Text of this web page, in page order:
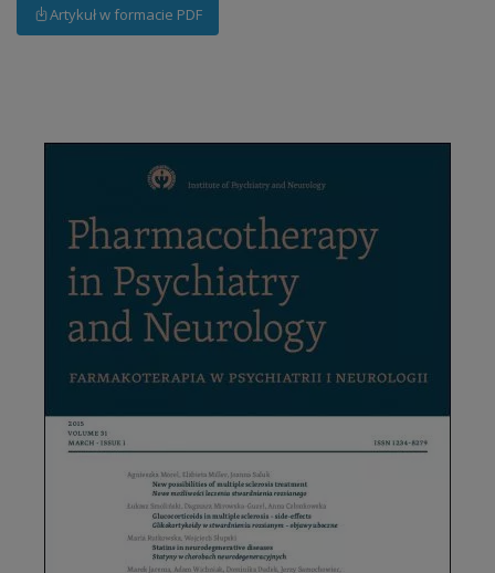
Artykuł w formacie PDF